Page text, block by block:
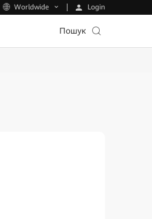
Worldwide Login
Пошук